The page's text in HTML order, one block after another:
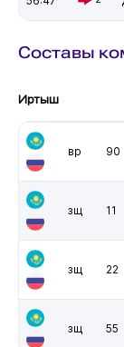
Составы
Иртыш
вр 90
зщ 11
зщ 22
зщ 55